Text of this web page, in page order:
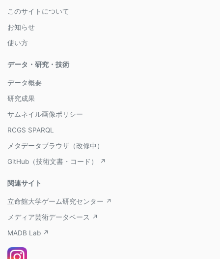
このサイトについて
お知らせ
使い方
データ・研究・技術
データ概要
研究成果
サムネイル画像ポリシー
RCGS SPARQL
メタデータブラウザ（改修中）
GitHub（技術文書・コード） ↗
関連サイト
立命館大学ゲーム研究センター ↗
メディア芸術データベース ↗
MADB Lab ↗